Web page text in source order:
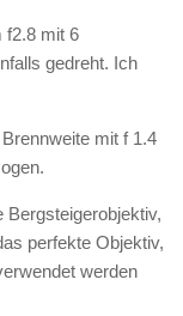
f2.8 mit 6
gedreht. Ich
mit f 1.4
Bergsteigerobjektiv,
perfekte Objektiv,
werden